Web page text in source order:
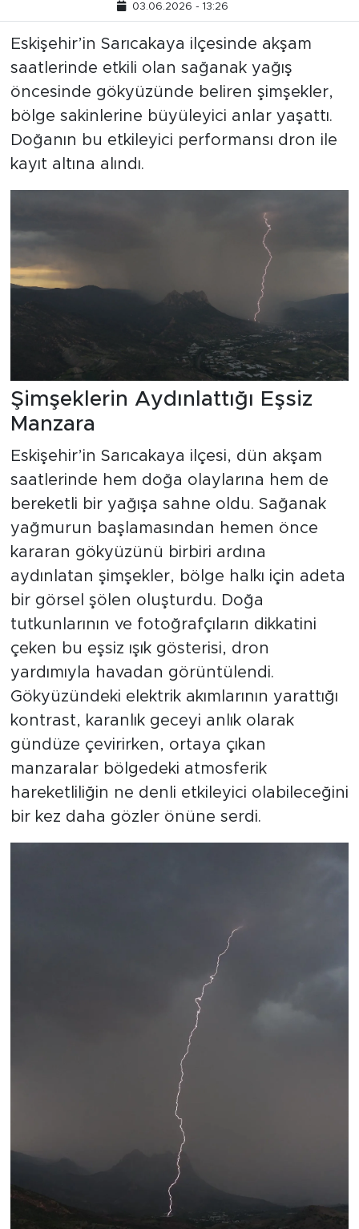
03.06.2026 - 13:26
Eskişehir’in Sarıcakaya ilçesinde akşam
saatlerinde etkili olan sağanak yağış
öncesinde gökyüzünde beliren şimşekler,
bölge sakinlerine büyüleyici anlar yaşattı.
Doğanın bu etkileyici performansı dron ile
kayıt altına alındı.
Şimşeklerin Aydınlattığı Eşsiz
Manzara
Eskişehir’in Sarıcakaya ilçesi, dün akşam
saatlerinde hem doğa olaylarına hem de
bereketli bir yağışa sahne oldu. Sağanak
yağmurun başlamasından hemen önce
kararan gökyüzünü birbiri ardına
aydınlatan şimşekler, bölge halkı için adeta
bir görsel şölen oluşturdu. Doğa
tutkunlarının ve fotoğrafçıların dikkatini
çeken bu eşsiz ışık gösterisi, dron
yardımıyla havadan görüntülendi.
Gökyüzündeki elektrik akımlarının yarattığı
kontrast, karanlık geceyi anlık olarak
gündüze çevirirken, ortaya çıkan
manzaralar bölgedeki atmosferik
hareketliliğin ne denli etkileyici olabileceğini
bir kez daha gözler önüne serdi.